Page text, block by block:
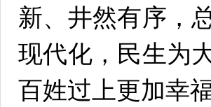
新、井然有序，
现代化，民生为
百姓过上更加幸